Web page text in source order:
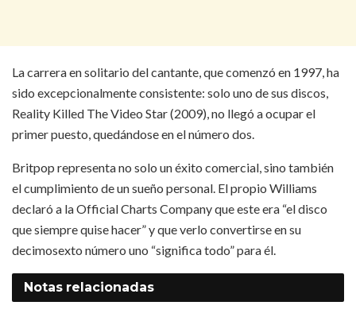
La carrera en solitario del cantante, que comenzó en 1997, ha
sido excepcionalmente consistente: solo uno de sus discos,
Reality Killed The Video Star (2009), no llegó a ocupar el
primer puesto, quedándose en el número dos.
Britpop representa no solo un éxito comercial, sino también
el cumplimiento de un sueño personal. El propio Williams
declaró a la Official Charts Company que este era “el disco
que siempre quise hacer” y que verlo convertirse en su
decimosexto número uno “significa todo” para él.
Notas relacionadas